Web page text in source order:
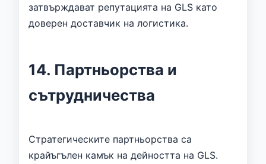
затвърждават репутацията на GLS като
доверен доставчик на логистика.
14. Партньорства и
сътрудничества
Стратегическите партньорства са
крайъгълен камък на дейността на GLS.